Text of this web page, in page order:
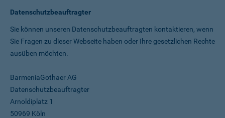
Datenschutzbeauftragter
Sie können unseren Datenschutz­beauftragten kontaktieren, wenn
Sie Fragen zu dieser Webseite haben oder Ihre gesetzlichen Rechte
ausüben möchten.
BarmeniaGothaer AG
Datenschutzbeauftragter
Arnoldiplatz 1
50969 Köln